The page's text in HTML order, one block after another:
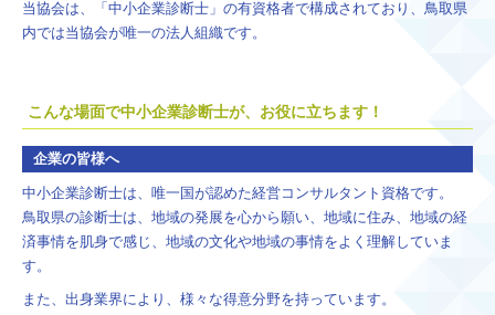
当協会は、「中小企業診断士」の有資格者で構成されており、鳥取県
内では当協会が唯一の法人組織です。
こんな場面で中小企業診断士が、お役に立ちます！
企業の皆様へ
中小企業診断士は、唯一国が認めた経営コンサルタント資格です。
鳥取県の診断士は、地域の発展を心から願い、地域に住み、地域の経
済事情を肌身で感じ、地域の文化や地域の事情をよく理解していま
す。
また、出身業界により、様々な得意分野を持っています。